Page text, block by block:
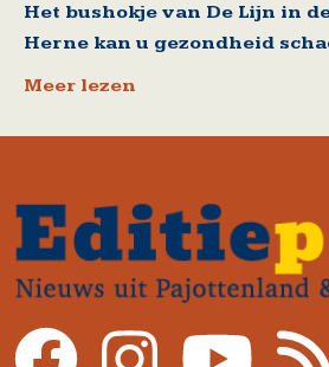
Het bushokje van De Lijn in
Herne kan u gezondheid
Meer lezen